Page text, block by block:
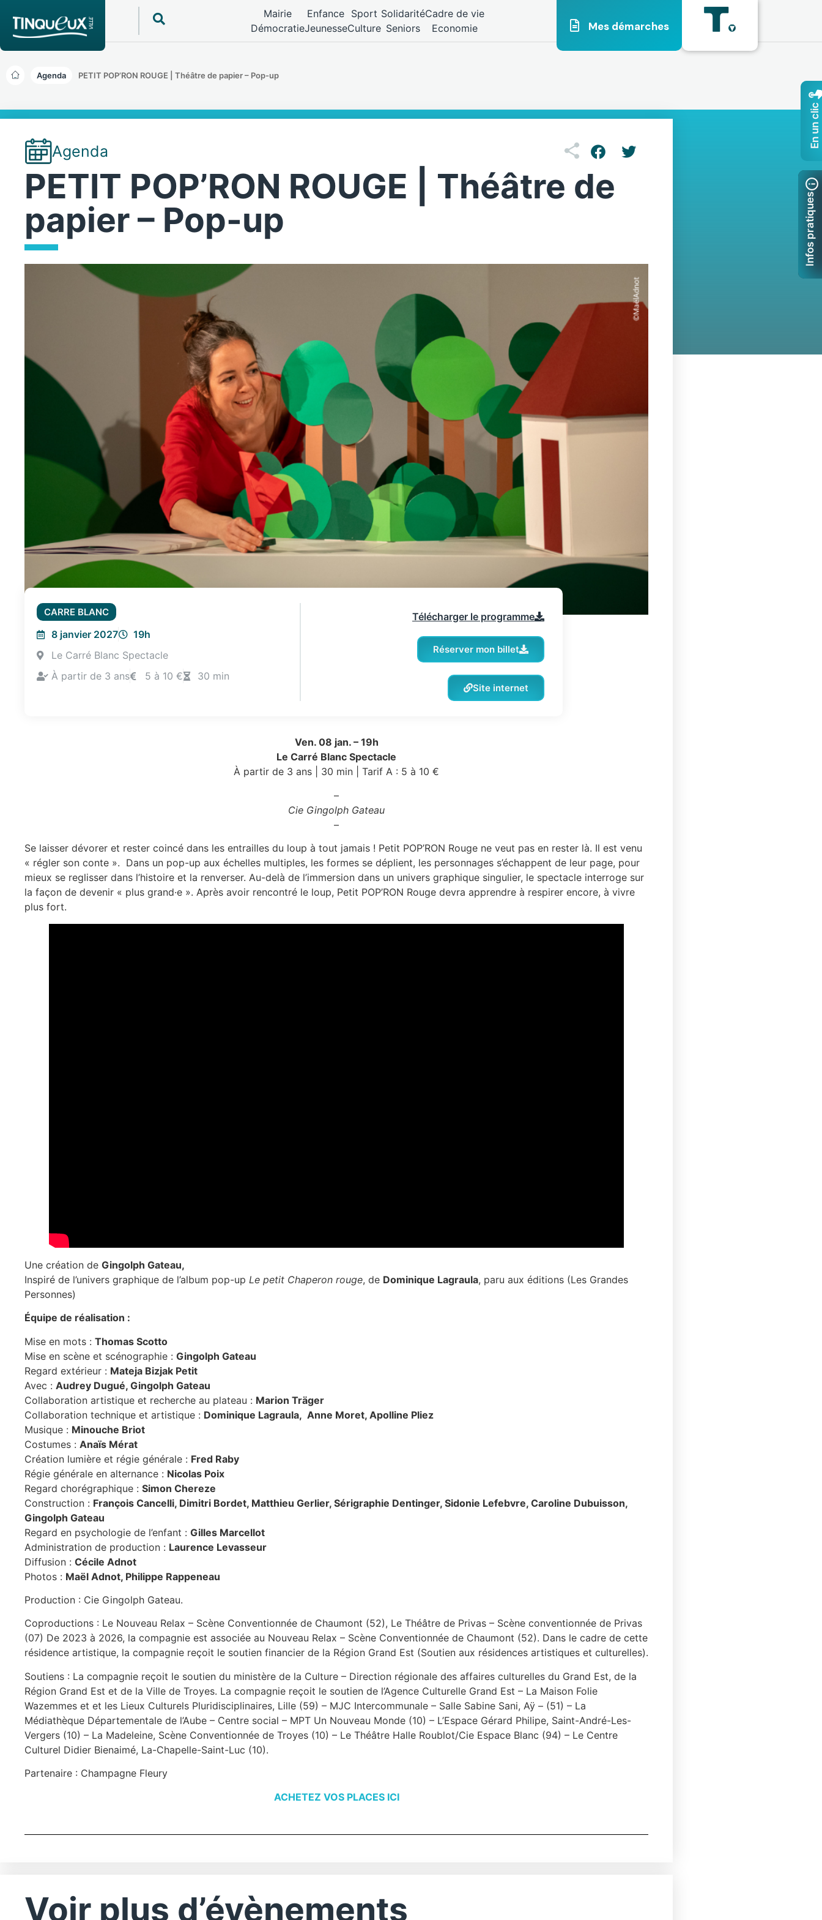
Mairie
Démocratie
Enfance
Jeunesse
Sport
Culture
Solidarité
Seniors
Cadre de vie
Economie
Mes démarches
Agenda PETIT POP’RON ROUGE | Théâtre de papier – Pop-up
Agenda
PETIT POP’RON ROUGE | Théâtre de
papier – Pop-up
CARRE BLANC
8 janvier 2027
19h
Le Carré Blanc Spectacle
À partir de 3 ans
5 à 10 € 30 min
Télécharger le programme
Réserver mon billet
Site internet
Ven. 08 jan. – 19h
Le Carré Blanc Spectacle
À partir de 3 ans | 30 min | Tarif A : 5 à 10 €
–
Cie Gingolph Gateau
–
Se laisser dévorer et rester coincé dans les entrailles du loup à tout jamais ! Petit POP’RON Rouge ne veut pas en rester là. Il est venu
« régler son conte ». Dans un pop-up aux échelles multiples, les formes se déplient, les personnages s’échappent de leur page, pour
mieux se reglisser dans l’histoire et la renverser. Au-delà de l’immersion dans un univers graphique singulier, le spectacle interroge sur
la façon de devenir « plus grand·e ». Après avoir rencontré le loup, Petit POP’RON Rouge devra apprendre à respirer encore, à vivre
plus fort.
Une création de Gingolph Gateau,
Inspiré de l’univers graphique de l’album pop-up Le petit Chaperon rouge, de Dominique Lagraula, paru aux éditions (Les Grandes
Personnes)
Équipe de réalisation :
Mise en mots : Thomas Scotto
Mise en scène et scénographie : Gingolph Gateau
Regard extérieur : Mateja Bizjak Petit
Avec : Audrey Dugué, Gingolph Gateau
Collaboration artistique et recherche au plateau : Marion Träger
Collaboration technique et artistique : Dominique Lagraula, Anne Moret, Apolline Pliez
Musique : Minouche Briot
Costumes : Anaïs Mérat
Création lumière et régie générale : Fred Raby
Régie générale en alternance : Nicolas Poix
Regard chorégraphique : Simon Chereze
Construction : François Cancelli, Dimitri Bordet, Matthieu Gerlier, Sérigraphie Dentinger, Sidonie Lefebvre, Caroline Dubuisson,
Gingolph Gateau
Regard en psychologie de l’enfant : Gilles Marcellot
Administration de production : Laurence Levasseur
Diffusion : Cécile Adnot
Photos : Maël Adnot, Philippe Rappeneau
Production : Cie Gingolph Gateau.
Coproductions : Le Nouveau Relax – Scène Conventionnée de Chaumont (52), Le Théâtre de Privas – Scène conventionnée de Privas
(07) De 2023 à 2026, la compagnie est associée au Nouveau Relax – Scène Conventionnée de Chaumont (52). Dans le cadre de cette
résidence artistique, la compagnie reçoit le soutien financier de la Région Grand Est (Soutien aux résidences artistiques et culturelles).
Soutiens : La compagnie reçoit le soutien du ministère de la Culture – Direction régionale des affaires culturelles du Grand Est, de la
Région Grand Est et de la Ville de Troyes. La compagnie reçoit le soutien de l’Agence Culturelle Grand Est – La Maison Folie
Wazemmes et et les Lieux Culturels Pluridisciplinaires, Lille (59) – MJC Intercommunale – Salle Sabine Sani, Aÿ – (51) – La
Médiathèque Départementale de l’Aube – Centre social – MPT Un Nouveau Monde (10) – L’Espace Gérard Philipe, Saint-André-Les-
Vergers (10) – La Madeleine, Scène Conventionnée de Troyes (10) – Le Théâtre Halle Roublot/Cie Espace Blanc (94) – Le Centre
Culturel Didier Bienaimé, La-Chapelle-Saint-Luc (10).
Partenaire : Champagne Fleury
ACHETEZ VOS PLACES ICI
Voir plus d’évènements
En un clic
Infos pratiques